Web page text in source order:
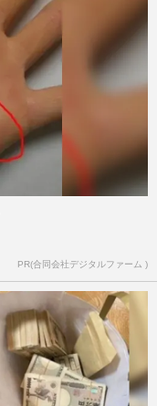
PR(合同会社デジタルファーム )